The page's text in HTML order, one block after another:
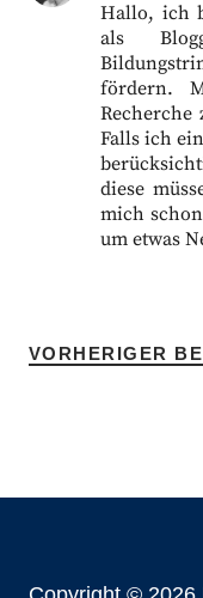
Hallo, ich
als
fördern.
Recherche
Falls ich
diese
mich
um etwas
VORHERIGER